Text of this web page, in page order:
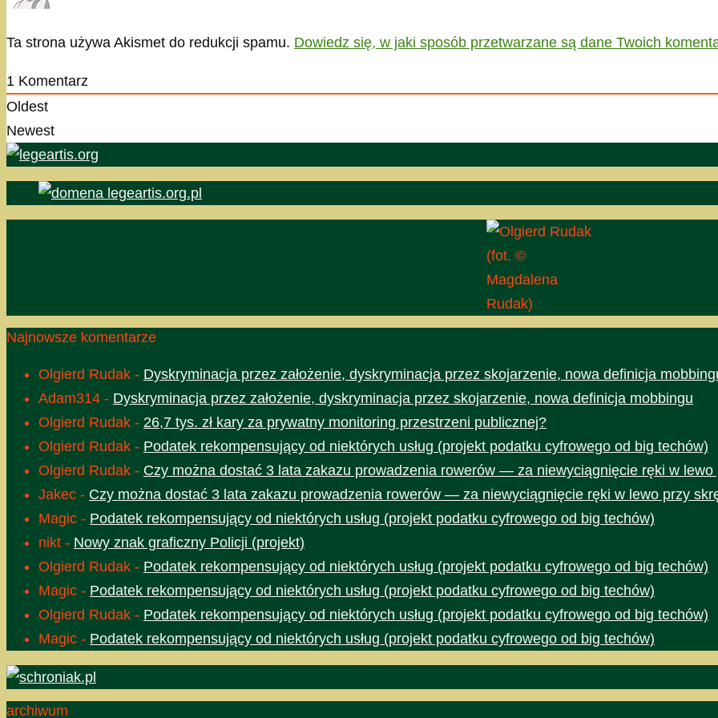
Ta strona używa Akismet do redukcji spamu. Dowiedz się, w jaki sposób przetwarzane są dane Twoich
1 Komentarz
Oldest
Newest
(fot. ©
Magdalena
Rudak)
Najnowsze komentarze
Olgierd Rudak - Dyskryminacja przez założenie, dyskryminacja przez skojarzenie, nowa definicja
Adam314 - Dyskryminacja przez założenie, dyskryminacja przez skojarzenie, nowa definicja mobbingu
Olgierd Rudak - 26,7 tys. zł kary za prywatny monitoring przestrzeni publicznej?
Olgierd Rudak - Podatek rekompensujący od niektórych usług (projekt podatku cyfrowego od big techów)
Olgierd Rudak - Czy można dostać 3 lata zakazu prowadzenia rowerów — za niewyciągnięcie ręki w lewo
Jakec - Czy można dostać 3 lata zakazu prowadzenia rowerów — za niewyciągnięcie ręki w lewo przy
Magic - Podatek rekompensujący od niektórych usług (projekt podatku cyfrowego od big techów)
nikt - Nowy znak graficzny Policji (projekt)
Olgierd Rudak - Podatek rekompensujący od niektórych usług (projekt podatku cyfrowego od big techów)
Magic - Podatek rekompensujący od niektórych usług (projekt podatku cyfrowego od big techów)
Olgierd Rudak - Podatek rekompensujący od niektórych usług (projekt podatku cyfrowego od big techów)
Magic - Podatek rekompensujący od niektórych usług (projekt podatku cyfrowego od big techów)
archiwum